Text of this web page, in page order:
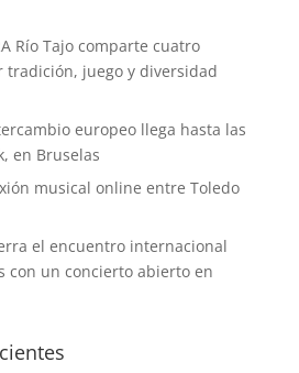
Río Tajo comparte cuatro
tradición, juego y diversidad
europeo llega hasta las
en Bruselas
musical online entre Toledo
el encuentro internacional
con un concierto abierto en